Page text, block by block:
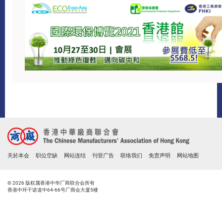
关於本会 职位空缺 网站连结 刊登广告 联络我们 免责声明 网站地图
© 2026 版权属香港中华厂商联合会所有
香港中环干诺道中64-66号厂商会大厦5楼